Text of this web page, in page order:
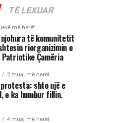
TË LEXUAR
më herët
të komunitetit
riorganizimin e
Patriotike Çamëria
2 muaj më herët
shto ujë e
e ka humbur fillin.
4 muaj më herët